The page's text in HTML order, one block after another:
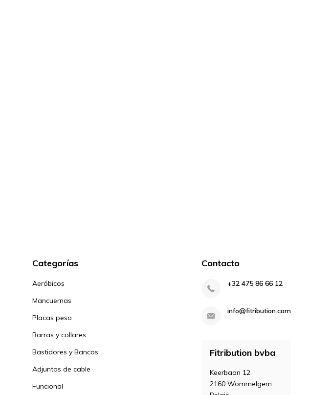
Categorías
Aeróbicos
Mancuernas
Placas peso
Barras y collares
Bastidores y Bancos
Adjuntos de cable
Funcional
Contacto
+32 475 86 66 12
info@fitribution.com
Fitribution bvba
Keerbaan 12
2160 Wommelgem